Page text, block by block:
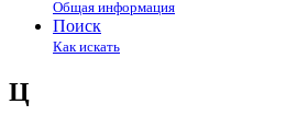
Общая информация
Поиск
Как искать
Ц